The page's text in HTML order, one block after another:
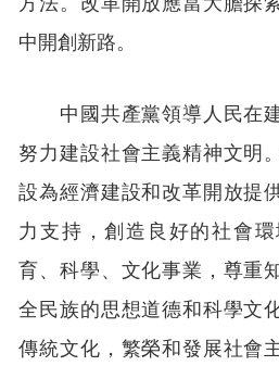
中開創新路。
中國共產黨領導人民在建
努力建設社會主義精神文明
設為經濟建設和改革開放提
力支持，創造良好的社會
育、科學、文化事業，尊重
全民族的思想道德和科學文
傳統文化，繁榮和發展社會